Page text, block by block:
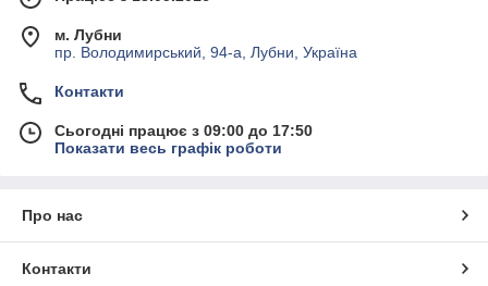
м. Лубни
пр. Володимирський, 94-а, Лубни, Україна
Контакти
Сьогодні працює з 09:00 до 17:50
Показати весь графік роботи
Про нас
Контакти